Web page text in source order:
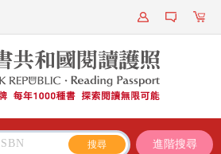
進階搜尋